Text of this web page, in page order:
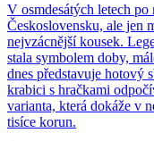
V osmdesátých letech
Československu, ale jen
nejvzácnější kousek.
stala symbolem doby,
dnes představuje hotový
krabici s hračkami
varianta, která dokáže v
tisíce korun.